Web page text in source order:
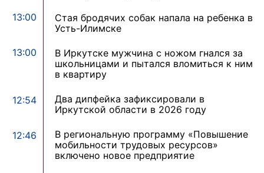
13:00
Стая бродячих собак напала на ребенка в
Усть-Илимске
13:00
В Иркутске мужчина с ножом гнался за
школьницами и пытался вломиться к ним
в квартиру
12:54
Два дипфейка зафиксировали в
Иркутской области в 2026 году
12:46
В региональную программу «Повышение
мобильности трудовых ресурсов»
включено новое предприятие